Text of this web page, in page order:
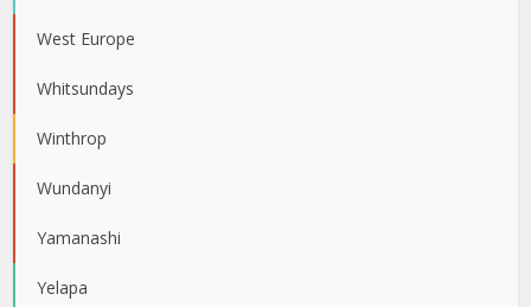
West Europe
Whitsundays
Winthrop
Wundanyi
Yamanashi
Yelapa